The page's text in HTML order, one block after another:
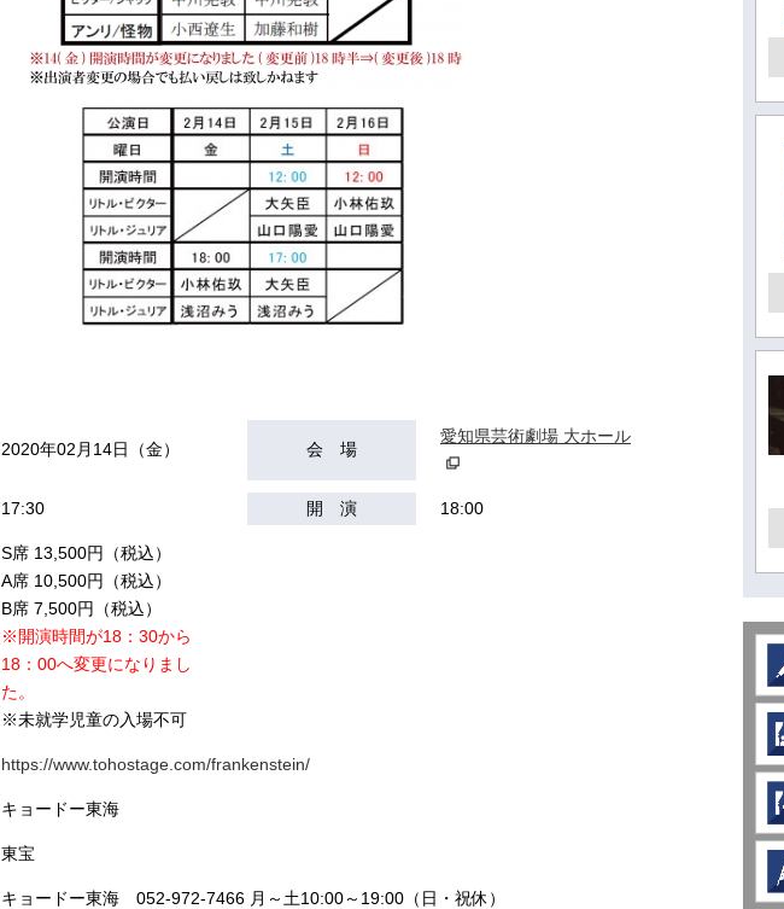
2020年02月14日（金） 会 場
愛知県芸術劇場 大ホール
17:30 開 演 18:00
S席 13,500円（税込）
A席 10,500円（税込）
B席 7,500円（税込）
※開演時間が18：30から
18：00へ変更になりまし
た。
※未就学児童の入場不可
https://www.tohostage.com/frankenstein/
キョードー東海
東宝
キョードー東海 052-972-7466 月～土10:00～19:00（日・祝休）